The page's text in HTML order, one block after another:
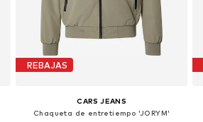
REBAJAS
CARS JEANS
Chaqueta de entretiempo 'JORYM'